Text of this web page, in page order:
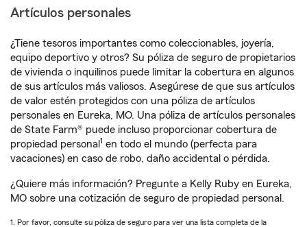
Artículos personales
¿Tiene tesoros importantes como coleccionables, joyería,
equipo deportivo y otros? Su póliza de seguro de propietarios
de vivienda o inquilinos puede limitar la cobertura en algunos
de sus artículos más valiosos. Asegúrese de que sus artículos
de valor estén protegidos con una póliza de artículos
personales en Eureka, MO. Una póliza de artículos personales
de State Farm® puede incluso proporcionar cobertura de
propiedad personal 1 en todo el mundo (perfecta para
vacaciones) en caso de robo, daño accidental o pérdida.
¿Quiere más información? Pregunte a Kelly Ruby en Eureka,
MO sobre una cotización de seguro de propiedad personal.
1. Por favor, consulte su póliza de seguro para ver una lista completa de la